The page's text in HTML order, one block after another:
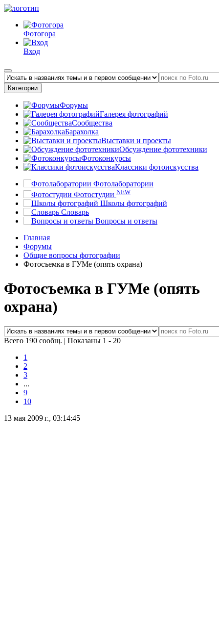
Фотогора
Вход
Категории
Форумы
Галерея фотографий
Сообщества
Барахолка
Выставки и проекты
Обсуждение фототехники
Фотоконкурсы
Классики фотоискусства
Фотолаборатории
Фотостудии NEW
Школы фотографий
Словарь
Вопросы и ответы
Главная
Форумы
Общие вопросы фотографии
Фотосъемка в ГУМе (опять охрана)
Фотосъемка в ГУМе (опять
охрана)
Всего 190 сообщ. | Показаны 1 - 20
1
2
3
...
9
10
13 мая 2009 г., 03:14:45